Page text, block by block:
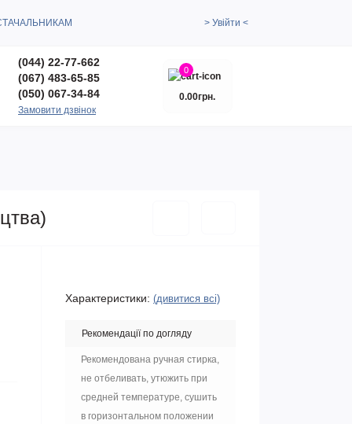
> Увійти <
(044) 22-77-662
(067) 483-65-85
(050) 067-34-84
Замовити дзвінок
0
0.00грн.
Характеристики: (дивитися всі)
Рекомендації по догляду
Рекомендована ручная стирка,
не отбеливать, утюжить при
средней температуре, сушить
в горизонтальном положении